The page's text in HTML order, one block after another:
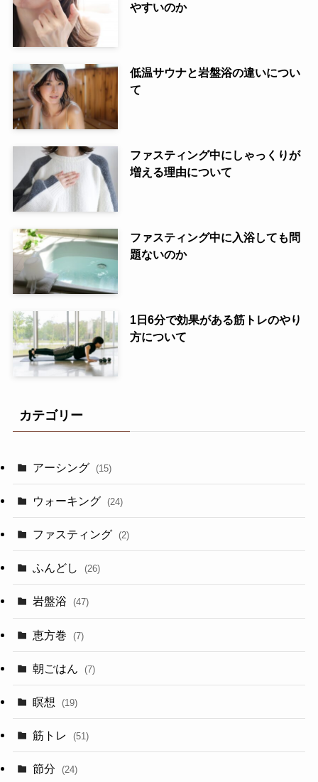
やすいのか
低温サウナと岩盤浴の違いについ
て
ファスティング中にしゃっくりが
増える理由について
ファスティング中に入浴しても問
題ないのか
1日6分で効果がある筋トレのやり
方について
カテゴリー
アーシング (15)
ウォーキング (24)
ファスティング (2)
ふんどし (26)
岩盤浴 (47)
恵方巻 (7)
朝ごはん (7)
瞑想 (19)
筋トレ (51)
節分 (24)